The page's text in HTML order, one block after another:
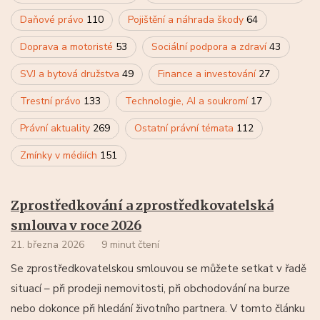
Daňové právo 110 Pojištění a náhrada škody 64
Doprava a motoristé 53 Sociální podpora a zdraví43
SVJ a bytová družstva 49 Finance a investování 27
Trestní právo 133 Technologie, AI a soukromí 17
Právní aktuality 269 Ostatní právní témata 112
Zmínky v médiích 151
Zprostředkování a zprostředkovatelská
smlouva v roce 2026
21. března 2026 9 minut čtení
Se zprostředkovatelskou smlouvou se můžete setkat v řadě
situací – při prodeji nemovitosti, při obchodování na burze
nebo dokonce při hledání životního partnera. V tomto článku